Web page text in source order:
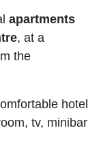
apartments
, at a
the
hotel
tv, minibar